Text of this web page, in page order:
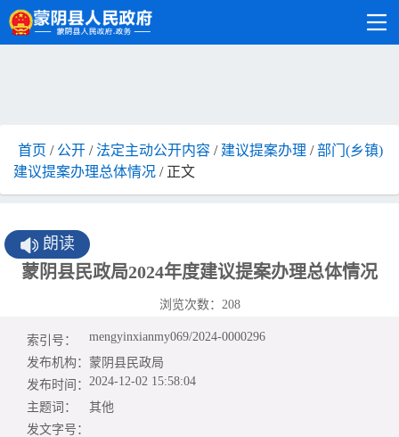
首页 / 公开 /法定主动公开内容 / 建议提案办理 /部门(乡镇)
建议提案办理总体情况 / 正文
朗读
蒙阴县民政局2024年度建议提案办理总体情况
浏览次数： 208
索引号：
mengyinxianmy069/2024-0000296
发布机构： 蒙阴县民政局
发布时间： 2024-12-02 15:58:04
主题词：
其他
发文字号：